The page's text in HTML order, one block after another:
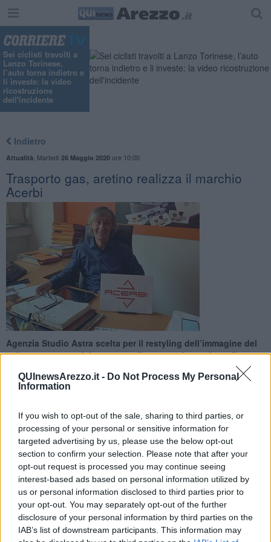
QUInewsArezzo.it - Do Not Process My Personal
Information
If you wish to opt-out of the sale, sharing to third parties, or
processing of your personal or sensitive information for
targeted advertising by us, please use the below opt-out
section to confirm your selection. Please note that after your
opt-out request is processed you may continue seeing
interest-based ads based on personal information utilized by
us or personal information disclosed to third parties prior to
your opt-out. You may separately opt-out of the further
disclosure of your personal information by third parties on the
IAB’s list of downstream participants. This information may
Sei ciclisti travolti a
Lanzo Torinese,
l’auto torna indietro e
li investe: la video
ricostruzione
dell'incidente
Indietro
Attualità Martedì 26 Maggio 2020ore 10:00
Trasporto gas, aretino realizza il marchio
Acerbi
Agenzia Studio Astra scelta per il restyling dell’immagine del
colosso europeo del trasporto di gas e carburanti e nella
AREZZO —Acerbi, storica azienda leader nel trasporto di gas e
carburanti e nella produzione di cisterne ha operato una re-
brandizzazione del proprio marchio. Il delicato progetto di restyling
è stato affidato all'azienda aretina "Studio Astra" che, grazie alla
creatività dei suoi professionisti, ha ridisegnato il logo storico della
società Piemontese.
Il processo di studio, analisi e progettazione svolto da Studio Astra
in collaborazione con la art director Francesca Floreani ha